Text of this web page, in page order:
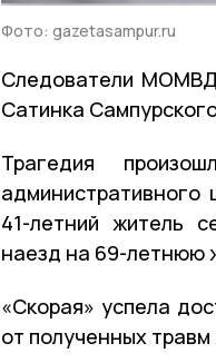
Фото: gazetasampur.ru
Следователи МОМВД
Сатинка
Трагедия
41-летний житель
наезд на 69-летнюю
«Скорая» успела
от полученных травм